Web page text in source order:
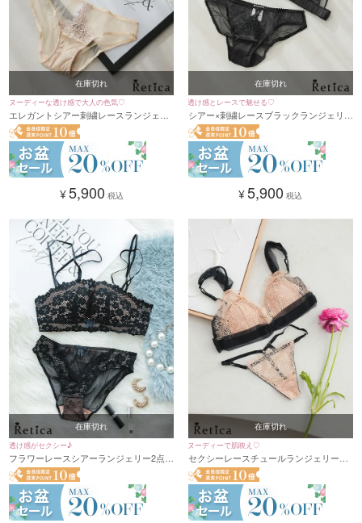
在庫切れ
ヌーディーな透け感で大人の色気♡
エレガントシアー刺繍レースランジェリ
ー2点セット
¥5,900 税込
在庫切れ
透け感とレースで魅せる♡
シアー×刺繍レースブラックランジェリー
2点セット
¥5,900 税込
在庫切れ
透け感がセクシー♪
フラワーレースシアーランジェリー2点セ
ット(ブラック)
在庫切れ
ヌーディーで肌映え♡
セクシーレースチュールランジェリーセ
ット